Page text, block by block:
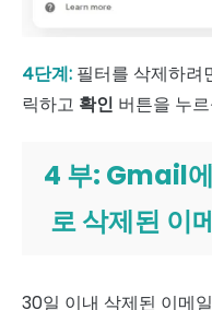
4단계: 필터를 삭제하려
릭하고 확인 버튼을 누
4 부: Gmail
로 삭제된 이
30일 이내 삭제된 이메